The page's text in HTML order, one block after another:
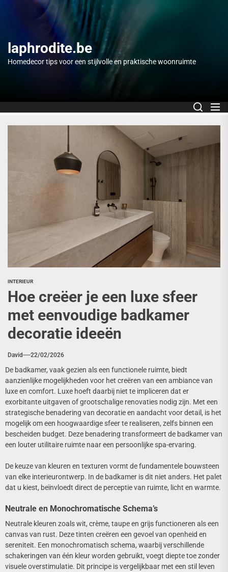
content
laphrodite.be
Homedecor tips voor een stijlvolle en praktische woonruimte
INTERIEUR
Hoe creëer je een luxe sfeer
met eenvoudige badkamer
decoratie ideeën
David 22/02/2026
De badkamer, vaak gezien als een functionele ruimte, biedt
aanzienlijke mogelijkheden voor het creëren van een ambiance van
luxe en comfort. Luxe hoeft daarbij niet te impliceren dat er
exorbitante uitgaven of grootschalige renovaties nodig zijn. Met een
strategische benadering van decoratie en aandacht voor detail, is het
mogelijk om een hoogwaardige sfeer te realiseren, zelfs binnen een
bescheiden budget. Deze benadering transformeert de badkamer van
een louter utilitaire ruimte naar een persoonlijke spa-ervaring.
De keuze van kleuren en texturen vormt de fundamentele bouwsteen
van elke interieurontwerp. In de badkamer is dit niet anders. Het palet
dat u kiest, beïnvloedt direct de perceptie van ruimte, licht en warmte.
Neutrale en Monochromatische Schema’s
Neutrale kleuren zoals wit, crème, taupe en grijs functioneren als een
canvas van rust. Deze tinten creëren een gevoel van openheid en
sereniteit. Een monochromatisch schema, waarbij verschillende
schakeringen van één kleur worden gebruikt, voegt diepte toe zonder
visuele overstimulatie. Dit principe is vergelijkbaar met een stil leven